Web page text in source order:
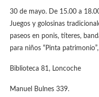
30 de mayo. De 15.00 a
Juegos y golosinas
paseos en ponis, títeres,
para niños “Pinta
Biblioteca 81, Loncoche
Manuel Bulnes 339.